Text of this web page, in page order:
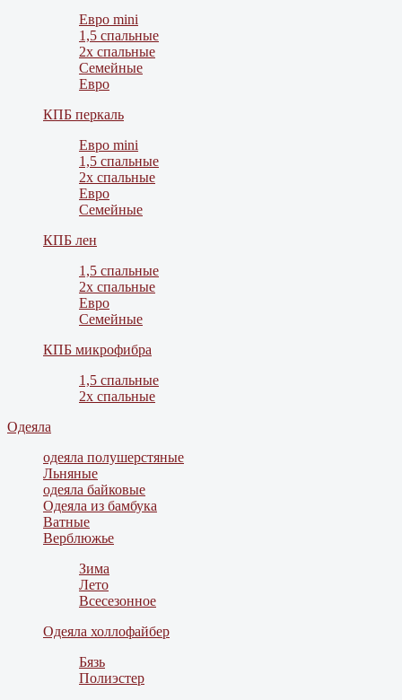
Евро mini
1,5 спальные
2х спальные
Семейные
Евро
КПБ перкаль
Евро mini
1,5 спальные
2х спальные
Евро
Семейные
КПБ лен
1,5 спальные
2х спальные
Евро
Семейные
КПБ микрофибра
1,5 спальные
2х спальные
Одеяла
одеяла полушерстяные
Льняные
одеяла байковые
Одеяла из бамбука
Ватные
Верблюжье
Зима
Лето
Всесезонное
Одеяла холлофайбер
Бязь
Полиэстер